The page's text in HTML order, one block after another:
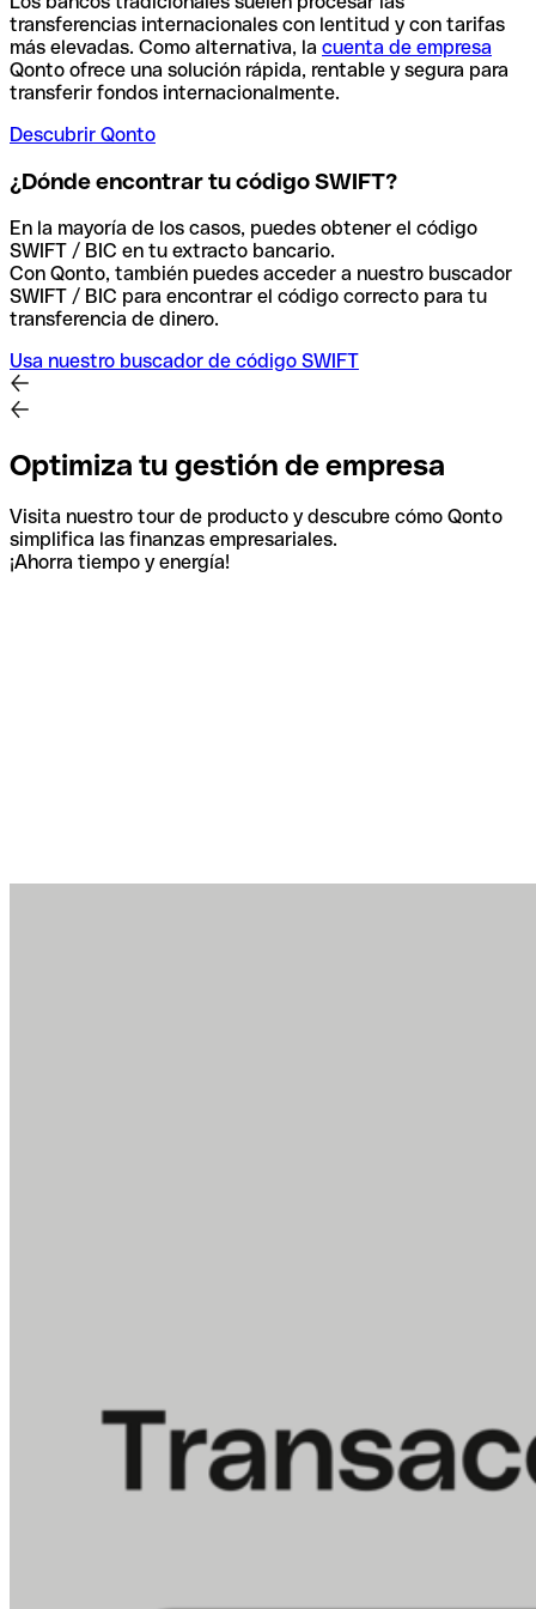
transferencias internacionales con lentitud y con tarifas
más elevadas. Como alternativa, la cuenta de empresa
Qonto ofrece una solución rápida, rentable y segura para
transferir fondos internacionalmente.
Descubrir Qonto
¿Dónde encontrar tu código SWIFT?
En la mayoría de los casos, puedes obtener el código
SWIFT / BIC en tu extracto bancario.
Con Qonto, también puedes acceder a nuestro buscador
SWIFT / BIC para encontrar el código correcto para tu
transferencia de dinero.
Usa nuestro buscador de código SWIFT
Optimiza tu gestión de empresa
Visita nuestro tour de producto y descubre cómo Qonto
simplifica las finanzas empresariales.
¡Ahorra tiempo y energía!